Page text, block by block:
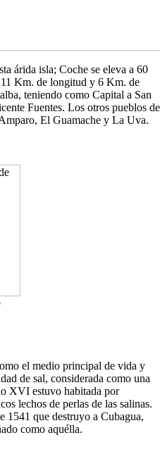
árida isla; Coche se eleva a 60
Km. de longitud y 6 Km. de
teniendo como Capital a San
Fuentes. Los otros pueblos de
El Guamache y La Uva.
el medio principal de vida y
de sal, considerada como una
XVI estuvo habitada por
lechos de perlas de las salinas.
1541 que destruyo a Cubagua,
como aquélla.